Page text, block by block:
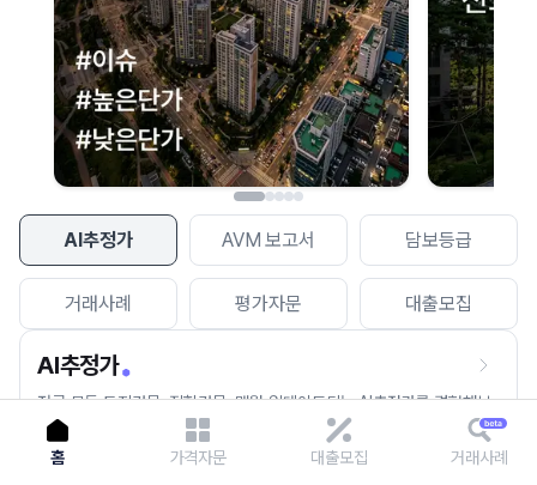
AI추정가 AVM 보고서 담보등급
거래사례 평가자문 대출모집
AI추정가
전국 모든 토지건물, 집합건물, 매월 업데이트되는 AI추정가를 경험해보
세요.
홈 가격자문 대출모집 거래사례